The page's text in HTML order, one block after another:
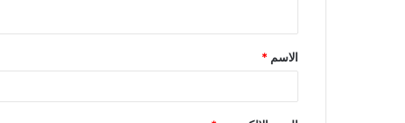
ق
*
الاسم *